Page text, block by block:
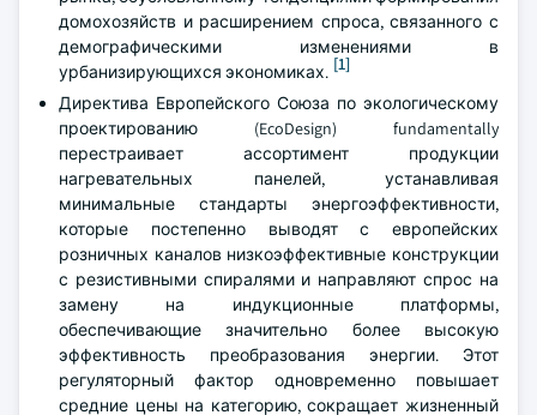
домохозяйств и расширением спроса, связанного с
демографическими изменениями в
урбанизирующихся экономиках. [1]
Директива Европейского Союза по экологическому
проектированию (EcoDesign) fundamentally
перестраивает ассортимент продукции
нагревательных панелей, устанавливая
минимальные стандарты энергоэффективности,
которые постепенно выводят с европейских
розничных каналов низкоэффективные конструкции
с резистивными спиралями и направляют спрос на
замену на индукционные платформы,
обеспечивающие значительно более высокую
эффективность преобразования энергии. Этот
регуляторный фактор одновременно повышает
средние цены на категорию, сокращает жизненный